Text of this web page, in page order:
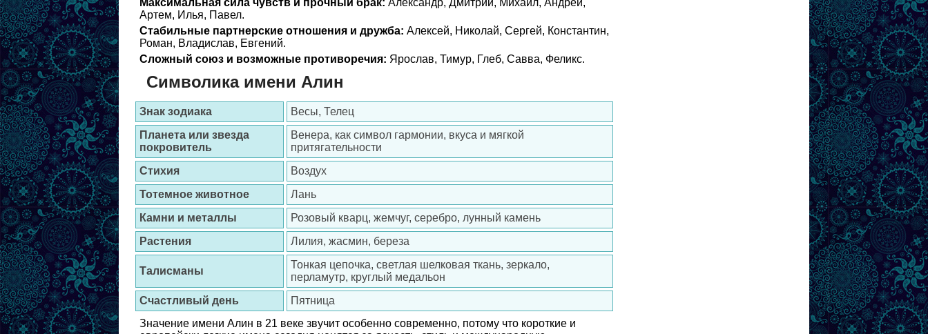
Максимальная сила чувств и прочный брак: Александр, Дмитрий, Михаил, Андрей,
Артем, Илья, Павел.
Стабильные партнерские отношения и дружба: Алексей, Николай, Сергей, Константин,
Роман, Владислав, Евгений.
Сложный союз и возможные противоречия: Ярослав, Тимур, Глеб, Савва, Феликс.
Символика имени Алин
Знак зодиака
Весы, Телец
Планета или звезда
покровитель
Венера, как символ гармонии, вкуса и мягкой
притягательности
Стихия
Воздух
Тотемное животное
Лань
Камни и металлы
Розовый кварц, жемчуг, серебро, лунный камень
Растения
Лилия, жасмин, береза
Талисманы
Тонкая цепочка, светлая шелковая ткань, зеркало,
перламутр, круглый медальон
Счастливый день
Пятница
Значение имени Алин в 21 веке звучит особенно современно, потому что короткие и